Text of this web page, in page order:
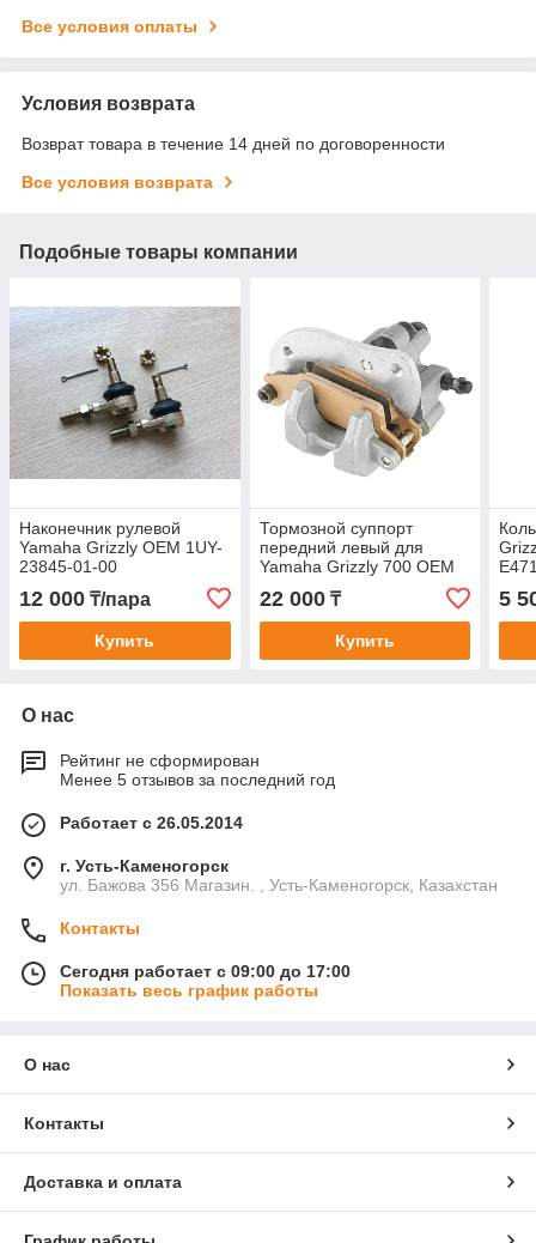
Все условия оплаты
Условия возврата
Возврат товара в течение 14 дней по договоренности
Все условия возврата
Подобные товары компании
Наконечник рулевой
Yamaha Grizzly OEM 1UY-
23845-01-00
12 000 ₸/пара
Купить
Тормозной суппорт
передний левый для
Yamaha Grizzly 700 OEM
3B4-2580T-02-00
22 000₸
Купить
5
О нас
Рейтинг не сформирован
Менее 5 отзывов за последний год
Работает с 26.05.2014
г. Усть-Каменогорск
ул. Бажова 356 Магазин. , Усть-Каменогорск, Казахстан
Контакты
Сегодня работает с 09:00 до 17:00
Показать весь график работы
О нас
Контакты
Доставка и оплата